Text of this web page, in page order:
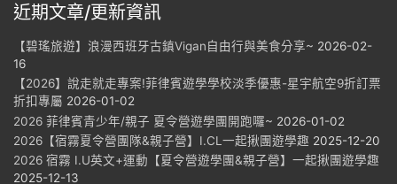
近期文章/更新資訊
【碧瑤旅遊】浪漫西班牙古鎮Vigan自由行與美食分享~ 2026-02-
16
【2026】說走就走專案!菲律賓遊學學校淡季優惠-星宇航空9折訂票
折扣專屬 2026-01-02
2026 菲律賓青少年/親子 夏令營遊學團開跑囉~ 2026-01-02
2026【宿霧夏令營團隊&親子營】I.CL一起揪團遊學趣 2025-12-20
2026 宿霧 I.U英文+運動【夏令營遊學團&親子營】一起揪團遊學趣
2025-12-13